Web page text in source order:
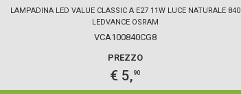
LAMPADINA LED VALUE CLASSIC A E27 11W LUCE NATURALE 840
LEDVANCE OSRAM
VCA100840CG8
PREZZO
€ 5,90